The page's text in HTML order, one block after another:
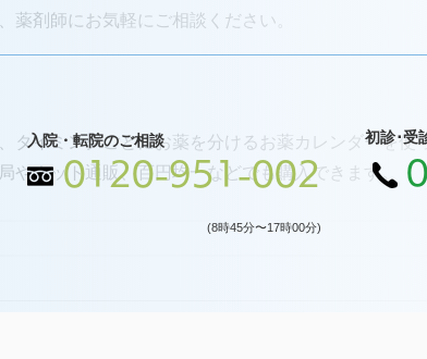
薬剤師にお気軽にご相談ください。
タイミングごとにお薬を分けるお薬カレンダーを使
やネット通販、百円均一などでも購入できます。
入院・転院のご相談
0120-951-002
(8時45分〜17時00分)
初診･受